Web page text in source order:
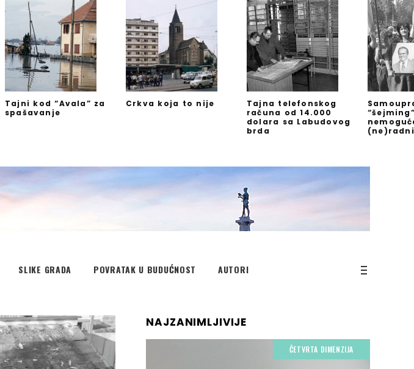
Tajni kod “Avala” za
spašavanje
Crkva koja to nije
Tajna telefonskog
računa od 14.000
dolara sa Labudovog
brda
SLIKE GRADA POVRATAK U BUDUĆNOST AUTORI
NAJZANIMLJIVIJE
ČETVRTA DIMENZIJA